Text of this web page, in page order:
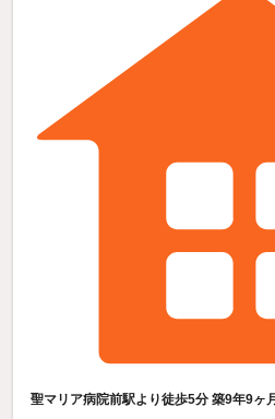
聖マリア病院前駅より徒歩5分 築9年9ヶ